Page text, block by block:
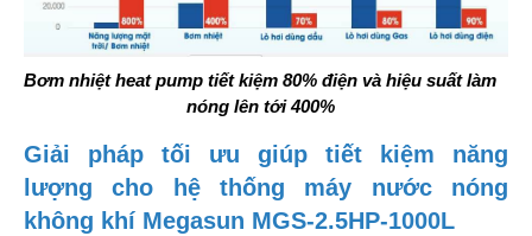
Bơm nhiệt heat pump tiết kiệm 80% điện và hiệu suất làm
nóng lên tới 400%
Giải pháp tối ưu giúp tiết kiệm năng
lượng cho hệ thống máy nước nóng
không khí Megasun MGS-2.5HP-1000L